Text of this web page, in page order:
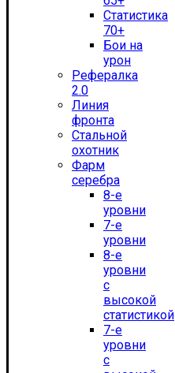
Статистика
70+
Бои на
урон
Рефералка
2.0
Линия
фронта
Стальной
охотник
Фарм
серебра
8-е
уровни
7-е
уровни
8-е
уровни
с
высокой
статистикой
7-е
уровни
с